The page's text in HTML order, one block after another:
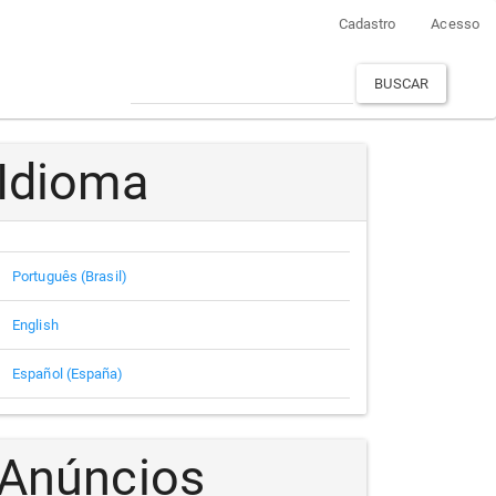
Cadastro Acesso
BUSCAR
Idioma
Português (Brasil)
English
Español (España)